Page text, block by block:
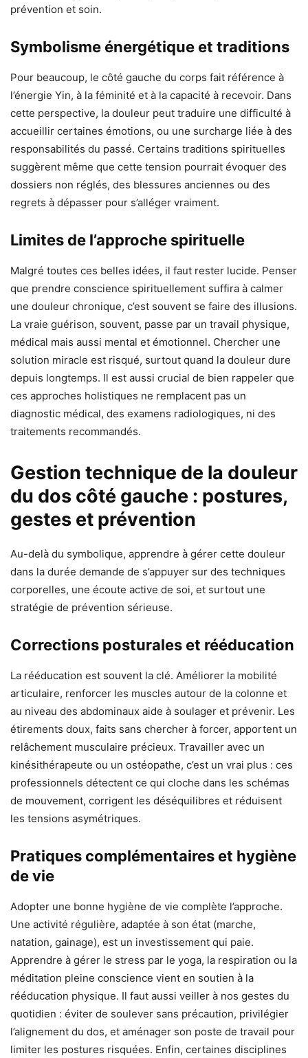
prévention et soin.
Symbolisme énergétique et traditions
Pour beaucoup, le côté gauche du corps fait référence à
l’énergie Yin, à la féminité et à la capacité à recevoir. Dans
cette perspective, la douleur peut traduire une difficulté à
accueillir certaines émotions, ou une surcharge liée à des
responsabilités du passé. Certains traditions spirituelles
suggèrent même que cette tension pourrait évoquer des
dossiers non réglés, des blessures anciennes ou des
regrets à dépasser pour s’alléger vraiment.
Limites de l’approche spirituelle
Malgré toutes ces belles idées, il faut rester lucide. Penser
que prendre conscience spirituellement suffira à calmer
une douleur chronique, c’est souvent se faire des illusions.
La vraie guérison, souvent, passe par un travail physique,
médical mais aussi mental et émotionnel. Chercher une
solution miracle est risqué, surtout quand la douleur dure
depuis longtemps. Il est aussi crucial de bien rappeler que
ces approches holistiques ne remplacent pas un
diagnostic médical, des examens radiologiques, ni des
traitements recommandés.
Gestion technique de la douleur
du dos côté gauche : postures,
gestes et prévention
Au-delà du symbolique, apprendre à gérer cette douleur
dans la durée demande de s’appuyer sur des techniques
corporelles, une écoute active de soi, et surtout une
stratégie de prévention sérieuse.
Corrections posturales et rééducation
La rééducation est souvent la clé. Améliorer la mobilité
articulaire, renforcer les muscles autour de la colonne et
au niveau des abdominaux aide à soulager et prévenir. Les
étirements doux, faits sans chercher à forcer, apportent un
relâchement musculaire précieux. Travailler avec un
kinésithérapeute ou un ostéopathe, c’est un vrai plus : ces
professionnels détectent ce qui cloche dans les schémas
de mouvement, corrigent les déséquilibres et réduisent
les tensions asymétriques.
Pratiques complémentaires et hygiène
de vie
Adopter une bonne hygiène de vie complète l’approche.
Une activité régulière, adaptée à son état (marche,
natation, gainage), est un investissement qui paie.
Apprendre à gérer le stress par le yoga, la respiration ou la
méditation pleine conscience vient en soutien à la
rééducation physique. Il faut aussi veiller à nos gestes du
quotidien : éviter de soulever sans précaution, privilégier
l’alignement du dos, et aménager son poste de travail pour
limiter les postures risquées. Enfin, certaines disciplines